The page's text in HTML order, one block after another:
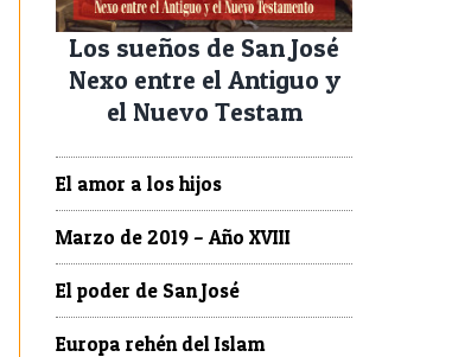
Los sueños de San José
Nexo entre el Antiguo y
el Nuevo Testam
El amor a los hijos
Marzo de 2019 – Año XVIII
El poder de San José
Europa rehén del Islam